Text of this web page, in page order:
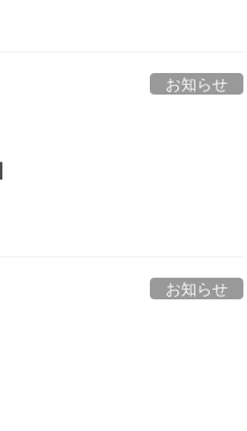
お知らせ
お知らせ